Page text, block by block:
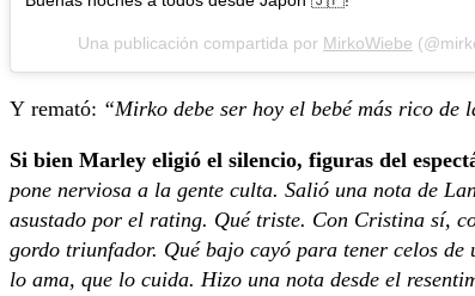
Una publicación compartida por MirkoWiebe
Y remató: “Mirko debe ser hoy el bebé más rico
Si bien Marley eligió el silencio, figuras del
pone nerviosa a la gente culta. Salió una nota de
asustado por el rating. Qué triste. Con Cristina sí,
gordo triunfador. Qué bajo cayó para tener celos de
lo ama, que lo cuida. Hizo una nota desde el